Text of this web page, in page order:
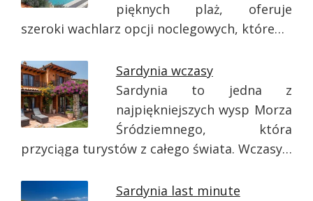
pięknych plaż, oferuje
szeroki wachlarz opcji noclegowych, które…
Sardynia wczasy
Sardynia to jedna z
najpiękniejszych wysp Morza
Śródziemnego, która
przyciąga turystów z całego świata. Wczasy…
Sardynia last minute